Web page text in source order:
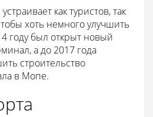
как туристов, так
хоть немного улучшить
году был открыт новый
а до 2017 года
строительство
в Мопе.